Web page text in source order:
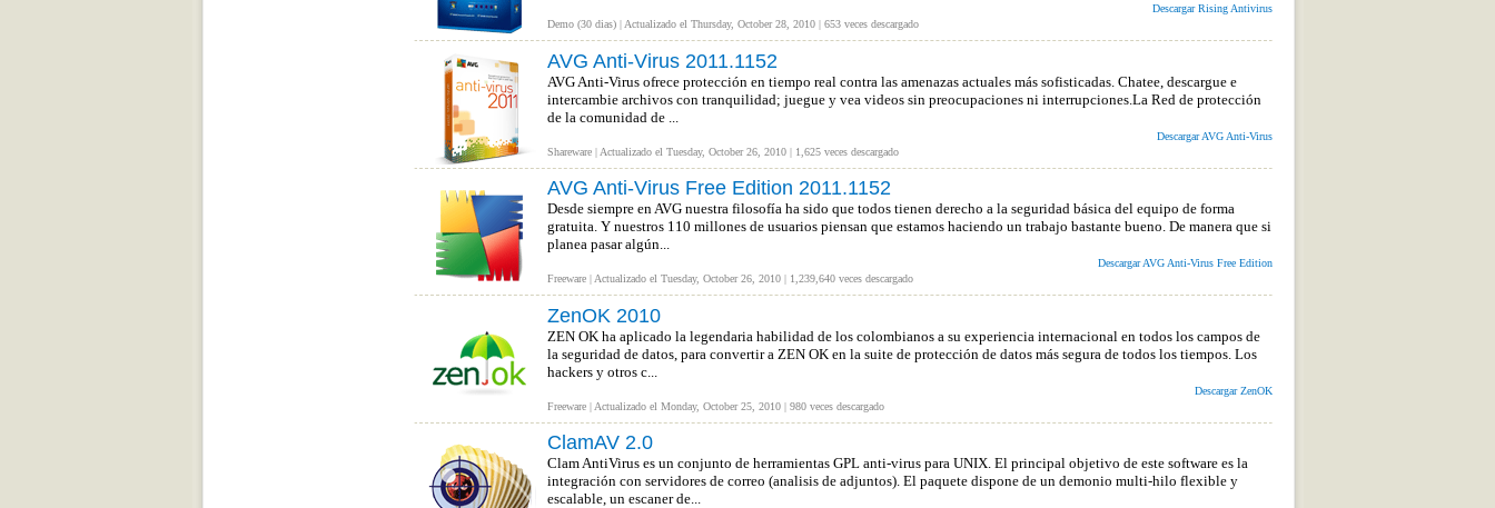
Descargar Rising Antivirus
Demo (30 dias) | Actualizado el Thursday, October 28, 2010 | 653 veces descargado
AVG Anti-Virus 2011.1152
AVG Anti-Virus ofrece protección en tiempo real contra las amenazas actuales más sofisticadas. Chatee, descargue e
intercambie archivos con tranquilidad; juegue y vea videos sin preocupaciones ni interrupciones.La Red de protección
de la comunidad de ...
Descargar AVG Anti-Virus
Shareware | Actualizado el Tuesday, October 26, 2010 | 1,625 veces descargado
AVG Anti-Virus Free Edition 2011.1152
Desde siempre en AVG nuestra filosofía ha sido que todos tienen derecho a la seguridad básica del equipo de forma
gratuita. Y nuestros 110 millones de usuarios piensan que estamos haciendo un trabajo bastante bueno. De manera que si
planea pasar algún...
Descargar AVG Anti-Virus Free Edition
Freeware | Actualizado el Tuesday, October 26, 2010 | 1,239,640 veces descargado
ZenOK 2010
ZEN OK ha aplicado la legendaria habilidad de los colombianos a su experiencia internacional en todos los campos de
la seguridad de datos, para convertir a ZEN OK en la suite de protección de datos más segura de todos los tiempos. Los
hackers y otros c...
Descargar ZenOK
Freeware | Actualizado el Monday, October 25, 2010 | 980 veces descargado
ClamAV 2.0
Clam AntiVirus es un conjunto de herramientas GPL anti-virus para UNIX. El principal objetivo de este software es la
integración con servidores de correo (analisis de adjuntos). El paquete dispone de un demonio multi-hilo flexible y
escalable, un escaner de...